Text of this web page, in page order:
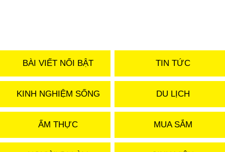
BÀI VIẾT NỔI BẬT TIN TỨC
KINH NGHIỆM SỐNG DU LỊCH
ẨM THỰC MUA SẮM